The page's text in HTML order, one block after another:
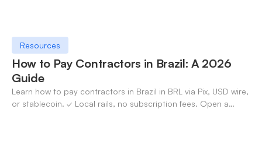
Resources
How to Pay Contractors in Brazil: A 2026
Guide
Learn how to pay contractors in Brazil in BRL via Pix, USD wire,
or stablecoin. ✓ Local rails, no subscription fees. Open a